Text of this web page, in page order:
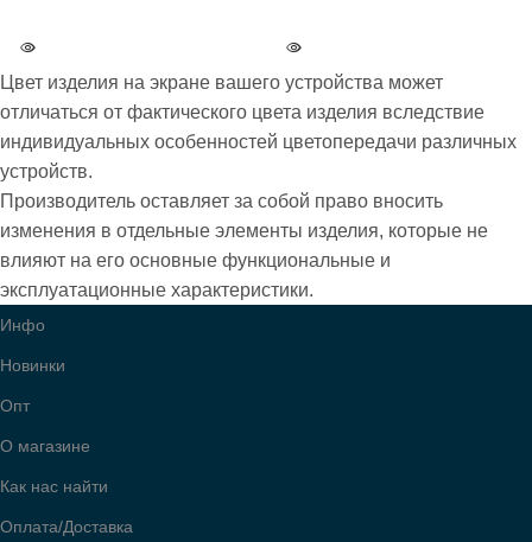
ЦВЕТ
КЛАССЫ
Dolly
ВСЕ МОДЕЛИ
ЦВЕТ
Цвет изделия на экране вашего устройства может
отличаться от фактического цвета изделия вследствие
индивидуальных особенностей цветопередачи различных
устройств.
Производитель оставляет за собой право вносить
изменения в отдельные элементы изделия, которые не
влияют на его основные функциональные и
эксплуатационные характеристики.
Инфо
Новинки
Опт
О магазине
Как нас найти
Оплата/Доставка